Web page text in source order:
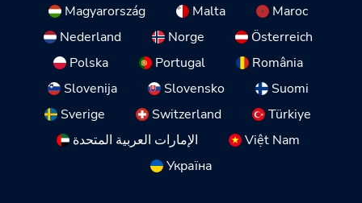
Magyarország
Malta
Maroc
Nederland
Norge
Österreich
Polska
Portugal
România
Slovenija
Slovensko
Suomi
Sverige
Switzerland
Türkiye
الإمارات العربية المتحدة
Việt Nam
Україна